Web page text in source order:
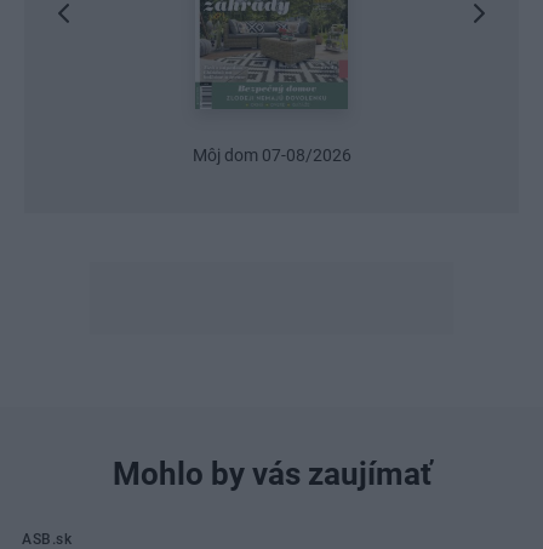
Urob si sám 6/2026
Mohlo by vás zaujímať
ASB.sk